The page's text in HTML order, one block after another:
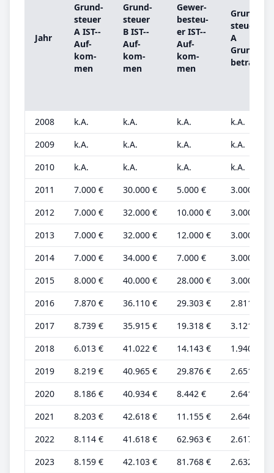
Jahr
Grund­
steu­er
A IST-­
Auf­
kom­
men
Grund­
steu­er
B IST-­
Auf­
kom­
men
Ge­wer­
be­steu­
er IST-­
Auf­
kom­
men
Grund­
steu­er
A
Grund­
be­trag
2008 k.A. k.A. k.A.
k.A.
2009
k.A. k.A. k.A.
k.A.
2010
k.A. k.A. k.A.
k.A.
2011
7.000 € 30.000 € 5.000 €
3.000 €
2012
7.000 € 32.000 € 10.000 €
3.000 €
2013
7.000 € 32.000 € 12.000 €
3.000 €
2014
7.000 € 34.000 € 7.000 €
3.000 €
2015
8.000 € 40.000 € 28.000 €
3.000 €
2016
7.870 € 36.110 € 29.303 €
2.811 €
2017
8.739 € 35.915 € 19.318 €
3.121 €
2018
6.013 € 41.022 € 14.143 €
1.940 €
2019
8.219 € 40.965 € 29.876 €
2.651 €
2020
8.186 € 40.934 € 8.442 €
2.641 €
2021
8.203 € 42.618 € 11.155 €
2.646 €
2022
8.114 € 41.618 € 62.963 €
2.617 €
2023
8.159 € 42.103 € 81.768 € 2.632 €